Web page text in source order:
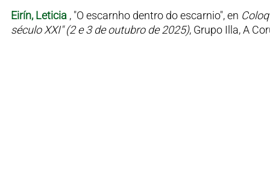
Eirín, Leticia , "O escarnho dentro do escarnio", en
século XXI" (2 e 3 de outubro de 2025), Grupo Illa, A